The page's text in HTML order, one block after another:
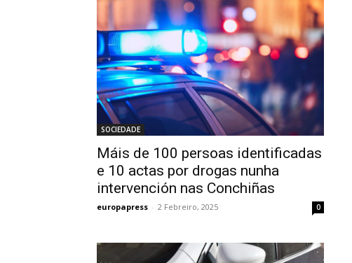
SOCIEDADE
Máis de 100 persoas identificadas
e 10 actas por drogas nunha
intervención nas Conchiñas
europapress - 2 Febreiro, 2025 0